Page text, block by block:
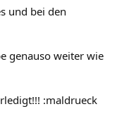
und bei den
genauso weiter wie
:maldrueck